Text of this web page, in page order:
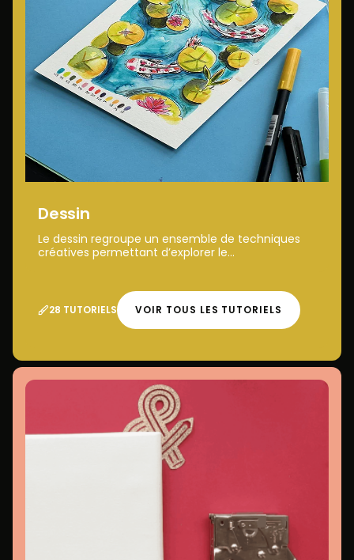
Dessin
Le dessin regroupe un ensemble de techniques
créatives permettant d’explorer le...
28 TUTORIELS VOIR TOUS LES TUTORIELS